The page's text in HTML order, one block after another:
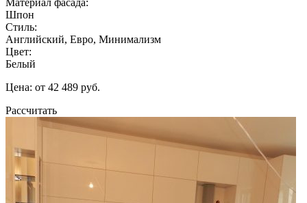
Шпон
Стиль:
Английский, Евро, Минимализм
Цвет:
Белый
Цена: от 42 489 руб.
Рассчитать